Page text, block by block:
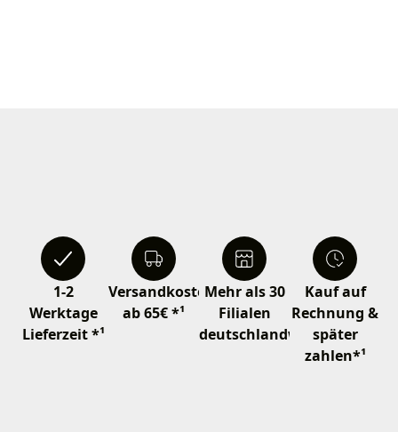
1-2
Werktage
Lieferzeit *¹
Versandkostenfrei
ab 65€ *¹
Mehr als 30
Filialen
deutschlandweit
Kauf auf
Rechnung &
später
zahlen*¹